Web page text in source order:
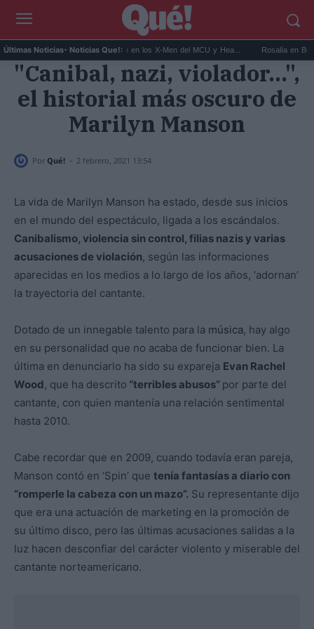
Últimas Noticias- Noticias Que!:
Kit Connor será Cíclope en los X-Men del MCU y Hea... Rosalía en Buenos
"Canibal, nazi, violador...",
el historial más oscuro de
Marilyn Manson
Por Qué! - 2 febrero, 2021 13:54
La vida de Marilyn Manson ha estado, desde sus inicios
en el mundo del espectáculo, ligada a los escándalos.
Canibalismo, violencia sin control, filias nazis y varias
acusaciones de violación, según las informaciones
aparecidas en los medios a lo largo de los años, ‘adornan’
la trayectoria del cantante.
Dotado de un innegable talento para la música, hay algo
en su personalidad que no acaba de funcionar bien. La
última en denunciarlo ha sido su expareja Evan Rachel
Wood, que ha descrito “terribles abusos” por parte del
cantante, con quien mantenía una relación sentimental
hasta 2010.
Cabe recordar que en 2009, cuando todavía eran pareja,
Manson contó en ‘Spin’ que tenía fantasías a diario con
“romperle la cabeza con un mazo”. Su representante dijo
que era una actuación de marketing en la promoción de
su último disco, pero las últimas acusaciones salidas a la
luz hacen desconfiar del carácter violento y miserable del
cantante norteamericano.